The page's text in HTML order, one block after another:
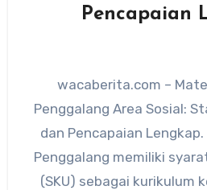
Pencapaian
wacaberita.com –
Penggalang Area Sosial:
dan Pencapaian
Penggalang memiliki
(SKU) sebagai kurikulum